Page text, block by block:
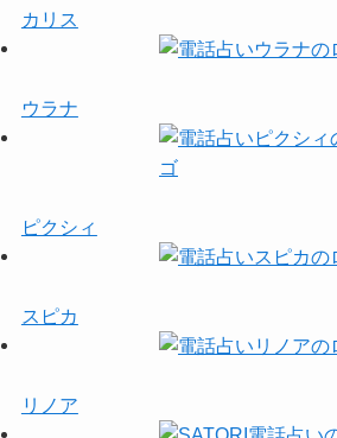
カリス
ウラナ
ピクシィ
スピカ
リノア